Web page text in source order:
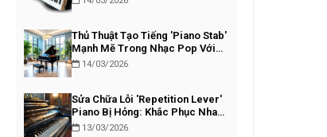
Thủ Thuật Tạo Tiếng 'Piano Stab'
Mạnh Mẽ Trong Nhạc Pop Với
VST14/03/2026
Sửa Chữa Lỗi 'Repetition Lever'
Piano Bị Hỏng: Khắc Phục Nhanh
Chóng
13/03/2026